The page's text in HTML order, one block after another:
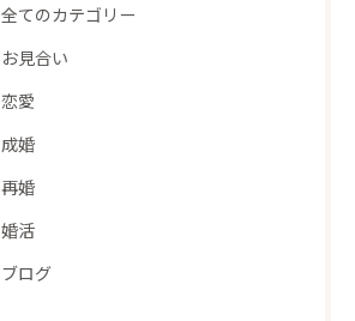
全てのカテゴリー
お見合い
恋愛
成婚
再婚
婚活
ブログ